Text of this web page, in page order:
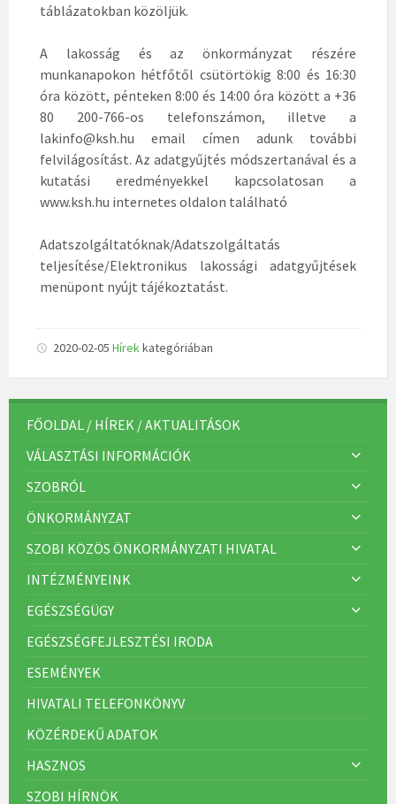
táblázatokban közöljük.
A lakosság és az önkormányzat részére
munkanapokon hétfőtől csütörtökig 8:00 és 16:30
óra között, pénteken 8:00 és 14:00 óra között a +36
80 200-766-os telefonszámon, illetve a
lakinfo@ksh.hu email címen adunk további
felvilágosítást. Az adatgyűjtés módszertanával és a
kutatási eredményekkel kapcsolatosan a
www.ksh.hu internetes oldalon található
Adatszolgáltatóknak/Adatszolgáltatás
teljesítése/Elektronikus lakossági adatgyűjtések
menüpont nyújt tájékoztatást.
2020-02-05 Hírekkategóriában
FŐOLDAL / HÍREK / AKTUALITÁSOK
VÁLASZTÁSI INFORMÁCIÓK
SZOBRÓL
ÖNKORMÁNYZAT
SZOBI KÖZÖS ÖNKORMÁNYZATI HIVATAL
INTÉZMÉNYEINK
EGÉSZSÉGÜGY
EGÉSZSÉGFEJLESZTÉSI IRODA
ESEMÉNYEK
HIVATALI TELEFONKÖNYV
KÖZÉRDEKŰ ADATOK
HASZNOS
SZOBI HÍRNÖK